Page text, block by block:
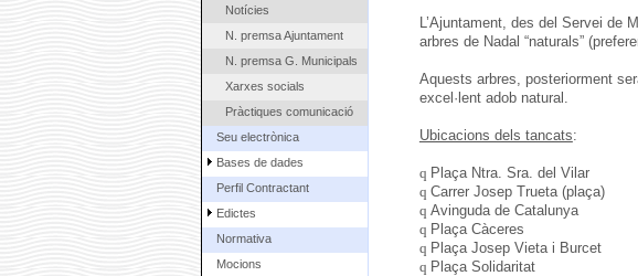
Notícies
N. premsa Ajuntament
N. premsa G. Municipals
Xarxes socials
Pràctiques comunicació
Seu electrònica
Bases de dades
Perfil Contractant
Edictes
Normativa
Mocions
L’Ajuntament, des del Servei
arbres de Nadal “naturals”
Aquests arbres, posteriorment
excel·lent adob natural.
Ubicacions dels tancats:
q Plaça Ntra. Sra. del Vilar
q Carrer Josep Trueta (plaça)
q Avinguda de Catalunya
q Plaça Càceres
q Plaça Josep Vieta i Burcet
q Plaça Solidaritat